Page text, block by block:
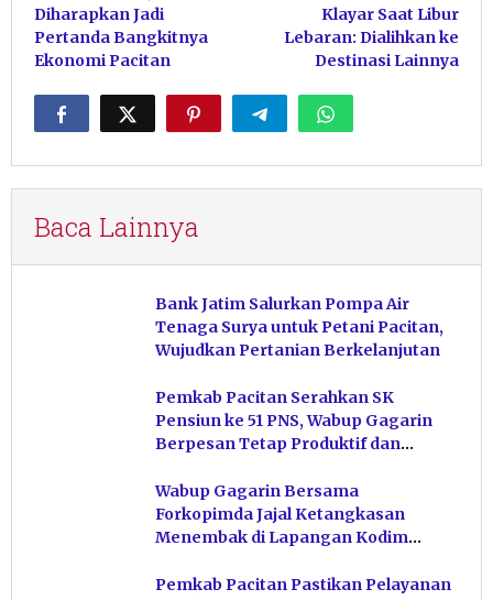
Diharapkan Jadi
Pertanda Bangkitnya
Ekonomi Pacitan
Klayar Saat Libur
Lebaran: Dialihkan ke
Destinasi Lainnya
Baca Lainnya
Bank Jatim Salurkan Pompa Air
Tenaga Surya untuk Petani Pacitan,
Wujudkan Pertanian Berkelanjutan
Pemkab Pacitan Serahkan SK
Pensiun ke 51 PNS, Wabup Gagarin
Berpesan Tetap Produktif dan
Wabup Gagarin Bersama
Forkopimda Jajal Ketangkasan
Menembak di Lapangan Kodim
Pemkab Pacitan Pastikan Pelayanan